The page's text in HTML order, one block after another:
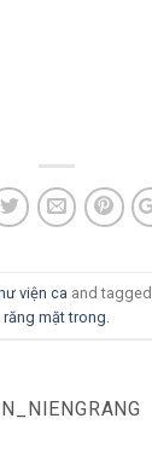
viện ca and tagged
răng mặt trong